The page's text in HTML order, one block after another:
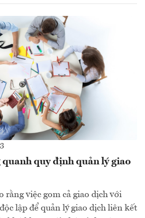
quanh quy định quản lý giao
rằng việc gom cả giao dịch với
lập để quản lý giao dịch liên kết